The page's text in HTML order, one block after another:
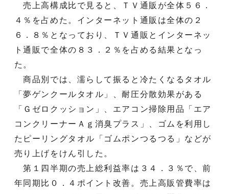
売上高構成比で見ると、ＴＶ通販が全体５６．
４％を占めた。インターネット通販は全体の２
６．８％となっており、ＴＶ通販とインターネッ
ト通販で全体の８３．２％を占める結果となっ
た。
商品別では、濡らして振ると冷たくなるタオル
「夢ゲンクールタオル」、耐圧分散効果がある
「Ｇゼロクッション」、エアコン掃除用品「エア
コンクリーナーＡｇ消臭プラス」、ゴムを利用し
たピーリングタオル「ゴムポンつるつる」などが
売り上げをけん引した。
第１四半期の売上総利益率は３４．３％で、前
年同期比０．４ポイント改善。売上高販管費率は